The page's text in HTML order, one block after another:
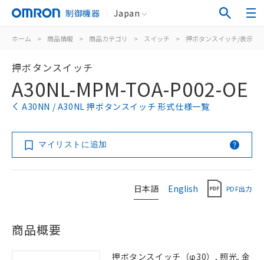
制御機器 Japan
ホーム > 商品情報 > 商品カテゴリ > スイッチ > 押ボタンスイッチ/表示灯
押ボタンスイッチ
A30NL-MPM-TOA-P002-OE
A30NN / A30NL 押ボタンスイッチ 形式仕様一覧
マイリストに追加
日本語 English PDF出力
商品概要
押ボタンスイッチ（φ30）, 照光, 金